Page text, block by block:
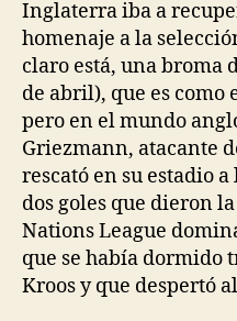
Inglaterra iba a
homenaje a la
claro está, una broma
de abril), que es como
pero en el mundo
Griezmann, atacante
rescató en su estadio
dos goles que dieron
Nations League
que se había dormido
Kroos y que despertó